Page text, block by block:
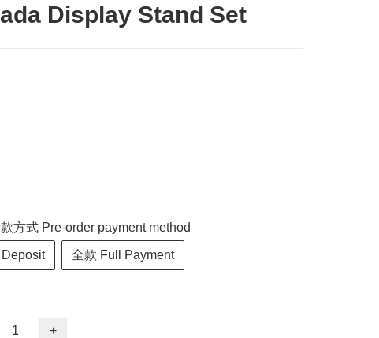
Display Stand Set
方式 Pre-order payment method
全款 Full Payment
+